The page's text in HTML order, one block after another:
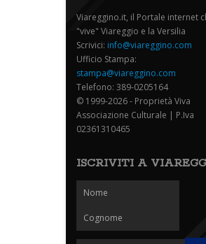
Viareggino.it, il Portale internet
"vive" Viareggio e la Versilia
Scrivici: info@viareggino.com
Ufficio Stampa:
stampa@viareggino.com
Telefono: 389-0205164
© 1999-2026 - Proprietà Viva
Associazione Culturale | P.Iva
02361310465
ISCRIVITI A